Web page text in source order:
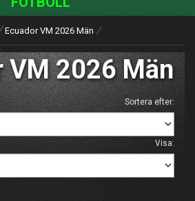
Ecuador VM 2026 Män
VM 2026 Män
Sortera efter:
Visa: